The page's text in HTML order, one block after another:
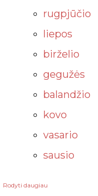
rugpjūčio
liepos
birželio
gegužės
balandžio
kovo
vasario
sausio
2025
Rodyti daugiau